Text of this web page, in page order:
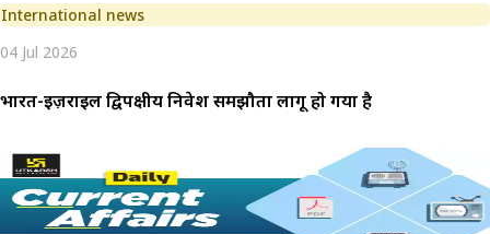
International news
04 Jul 2026
भारत-इज़राइल द्विपक्षीय निवेश समझौता लागू हो गया है